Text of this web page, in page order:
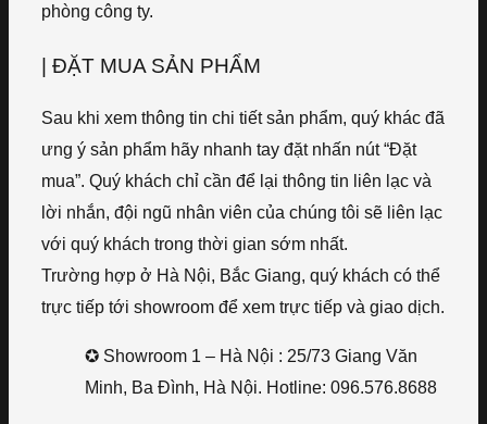
phòng công ty.
| ĐẶT MUA SẢN PHẨM
Sau khi xem thông tin chi tiết sản phẩm, quý khác đã
ưng ý sản phẩm hãy nhanh tay đặt nhấn nút “Đặt
mua”. Quý khách chỉ cần để lại thông tin liên lạc và
lời nhắn, đội ngũ nhân viên của chúng tôi sẽ liên lạc
với quý khách trong thời gian sớm nhất.
Trường hợp ở Hà Nội, Bắc Giang, quý khách có thể
trực tiếp tới showroom để xem trực tiếp và giao dịch.
✪ Showroom 1 – Hà Nội : 25/73 Giang Văn
Minh, Ba Đình, Hà Nội. Hotline: 096.576.8688